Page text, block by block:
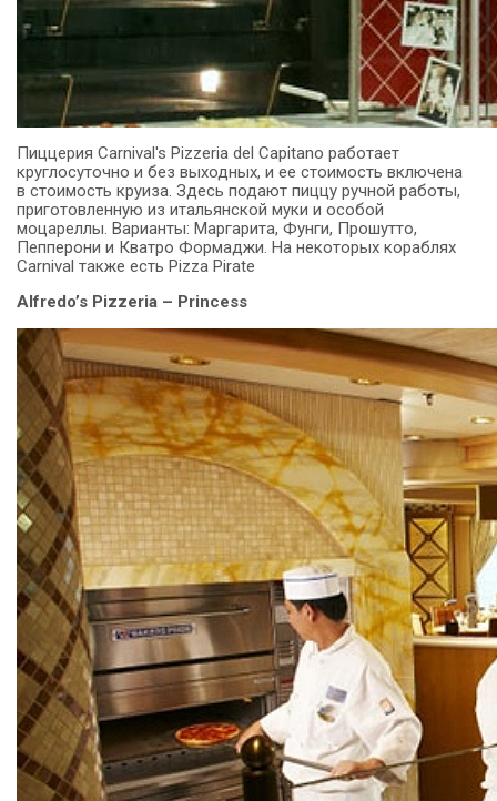
Пиццерия Carnival's Pizzeria del Capitano работает
круглосуточно и без выходных, и ее стоимость включена
в стоимость круиза. Здесь подают пиццу ручной работы,
приготовленную из итальянской муки и особой
моцареллы. Варианты: Маргарита, Фунги, Прошутто,
Пепперони и Кватро Формаджи. На некоторых кораблях
Carnival также есть Pizza Pirate
Alfredo’s Pizzeria – Princess